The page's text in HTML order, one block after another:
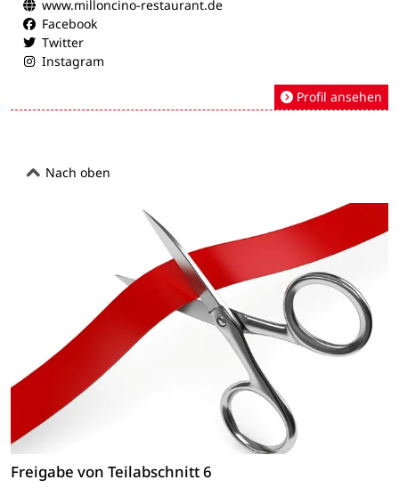
www.milloncino-restaurant.de
Facebook
Twitter
Instagram
Profil ansehen
Nach oben
Freigabe von Teilabschnitt 6